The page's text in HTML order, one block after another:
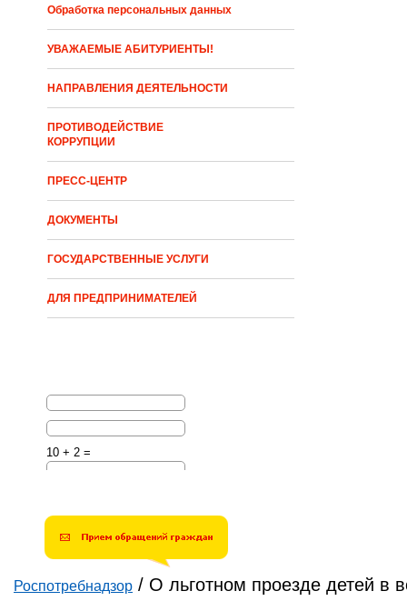
Обработка персональных данных
УВАЖАЕМЫЕ АБИТУРИЕНТЫ!
НАПРАВЛЕНИЯ ДЕЯТЕЛЬНОСТИ
ПРОТИВОДЕЙСТВИЕ
КОРРУПЦИИ
ПРЕСС-ЦЕНТР
ДОКУМЕНТЫ
ГОСУДАРСТВЕННЫЕ УСЛУГИ
ДЛЯ ПРЕДПРИНИМАТЕЛЕЙ
10 + 2 =
Роспотребнадзор / О льготном проезде детей в